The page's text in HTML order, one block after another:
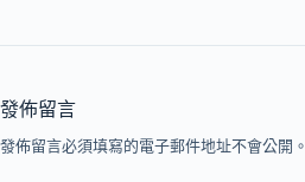
發佈留言
發佈留言必須填寫的電子郵件地址不會公開。